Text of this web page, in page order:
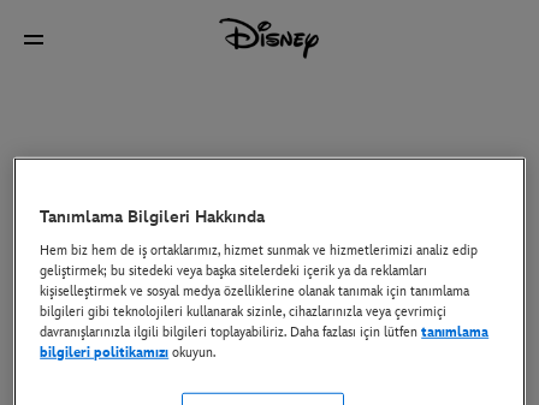
Tanımlama Bilgileri Hakkında
Hem biz hem de iş ortaklarımız, hizmet sunmak ve hizmetlerimizi analiz edip
geliştirmek; bu sitedeki veya başka sitelerdeki içerik ya da reklamları
kişiselleştirmek ve sosyal medya özelliklerine olanak tanımak için tanımlama
bilgileri gibi teknolojileri kullanarak sizinle, cihazlarınızla veya çevrimiçi
davranışlarınızla ilgili bilgileri toplayabiliriz. Daha fazlası için lütfentanımlama
bilgileri politikamızı okuyun.